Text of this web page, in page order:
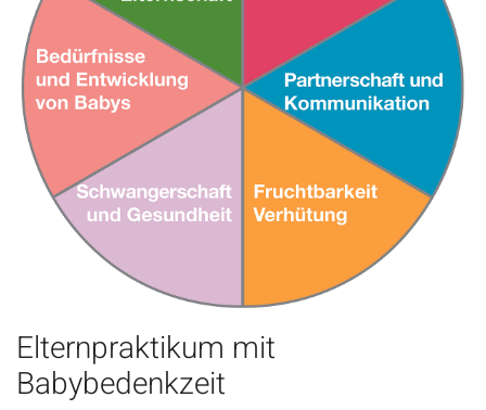
Elternpraktikum mit
Babybedenkzeit